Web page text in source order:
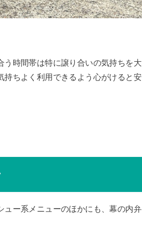
時間帯は特に譲り合いの気持ちを大
ちよく利用できるよう心がけると安
ュー系メニューのほかにも、幕の内弁